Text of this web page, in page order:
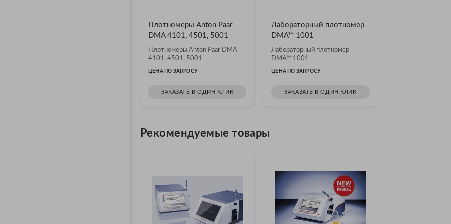
Плотномеры Anton Paar
DMA 4101, 4501, 5001
Плотномеры Anton Paar DMA
4101, 4501, 5001
ЦЕНА ПО ЗАПРОСУ
ЗАКАЗАТЬ В ОДИН КЛИК
Лабораторный плотномер
DMA™ 1001
Лабораторный плотномер
DMA™ 1001
ЦЕНА ПО ЗАПРОСУ
ЗАКАЗАТЬ В ОДИН КЛИК
Рекомендуемые товары